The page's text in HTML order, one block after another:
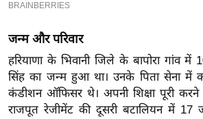
L
0
2
6
क्रा
जन्म और परिवार
हरियाणा के भिवानी जिले के बापोरा गांव
सिंह का जन्म हुआ था। उनके पिता सेना में
कंडीशन ऑफिसर थे। अपनी शिक्षा पूरी
राजपूत रेजीमेंट की दूसरी बटालियन में